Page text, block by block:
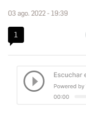
03 ago. 2022 - 19:39
1